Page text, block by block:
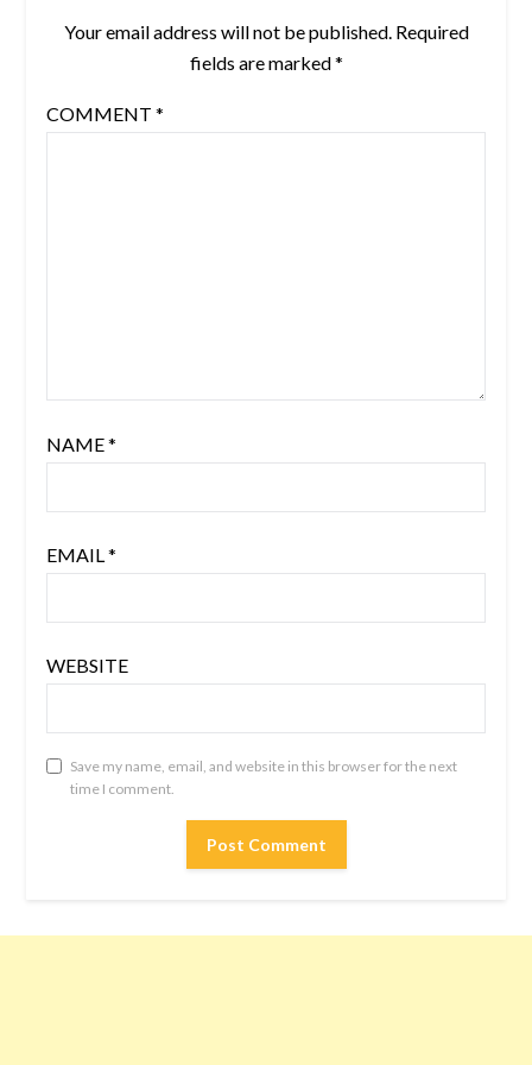
Your email address will not be published. Required
fields are marked*
COMMENT *
NAME*
EMAIL*
WEBSITE
Save my name, email, and website in this browser for the next
time I comment.